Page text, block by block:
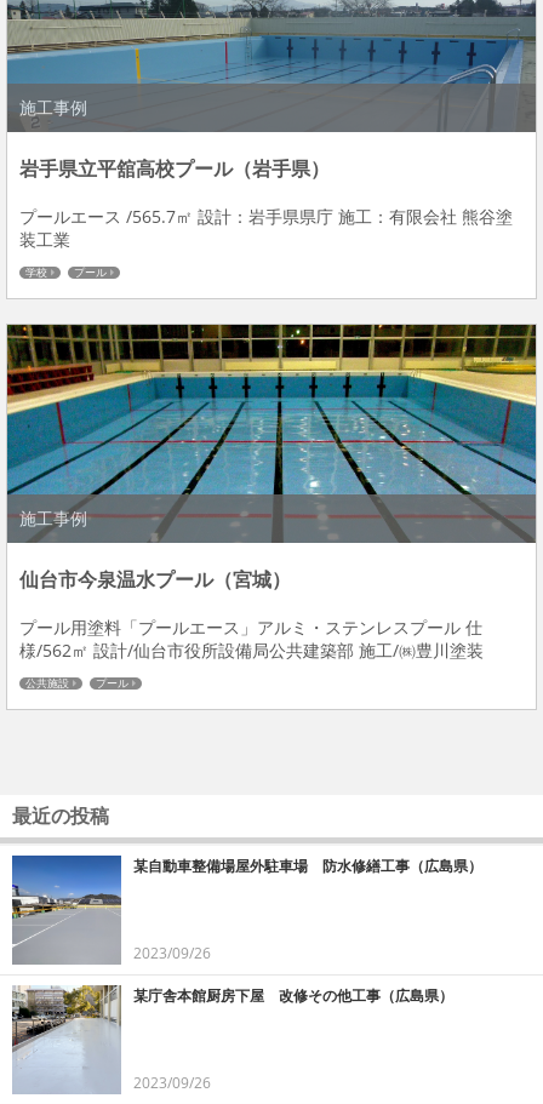
施工事例
岩手県立平舘高校プール（岩手県）
プールエース /565.7㎡ 設計：岩手県県庁 施工：有限会社 熊谷塗
装工業
学校 プール
施工事例
仙台市今泉温水プール（宮城）
プール用塗料「プールエース」アルミ・ステンレスプール 仕
様/562㎡ 設計/仙台市役所設備局公共建築部 施工/㈱豊川塗装
公共施設 プール
最近の投稿
某自動車整備場屋外駐車場 防水修繕工事（広島県）
2023/09/26
某庁舎本館厨房下屋 改修その他工事（広島県）
2023/09/26